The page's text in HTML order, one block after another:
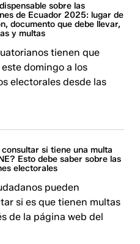
sobre las
de Ecuador 2025: lugar de
documento que debe llevar,
y multas
tienen que
domingo a los
electorales desde las
consultar si tiene una multa
Esto debe saber sobre las
electorales
pueden
si es que tienen multas
de la página web del